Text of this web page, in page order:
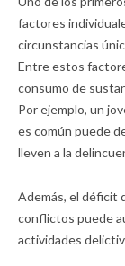
factores
circunstancias
Entre estos
consumo de
Por ejemplo, un
es común puede
lleven a la
Además, el déficit
conflictos puede
actividades